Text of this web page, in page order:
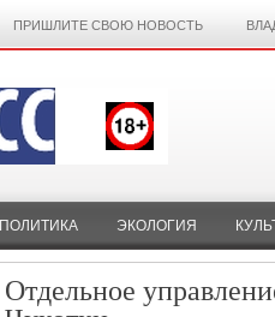
ПРИШЛИТЕ СВОЮ НОВОСТЬ
ПОЛИТИКА ЭКОЛОГИЯ
Отдельное